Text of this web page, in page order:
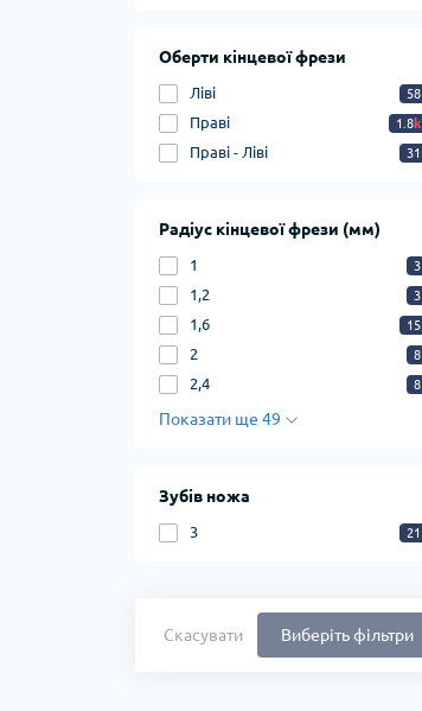
Оберти кінцевої фрези
Ліві 58
Праві 1.8k
Праві - Ліві 31
Радіус кінцевої фрези (мм)
1 3
1,2 3
1,6 15
2 8
2,4 8
Показати ще 49
Зубів ножа
3 21
Скасувати Виберіть фільтри